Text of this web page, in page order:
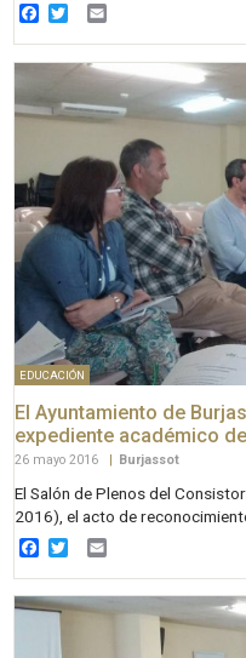
Facebook
Twitter
EDUCACIÓN
El Ayuntamiento de
expediente académico
26 mayo 2016 Burjassot
El Salón de Plenos del
2016), el acto de
Facebook
Twitter